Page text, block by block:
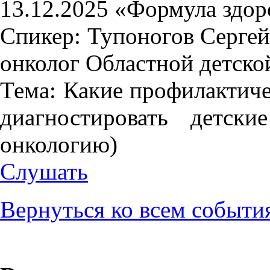
13.12.2025 «Формула
Спикер: Тупоногов
онколог Областной
Тема: Какие
диагностировать
онкологию)
Слушать
Вернуться ко всем